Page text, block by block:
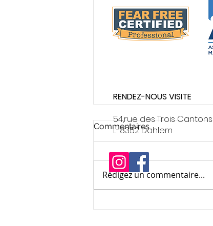
Cat-friendly
Commentaires
Rédigez un commentaire...
RENDEZ-NOUS VISITE
54,rue des Trois Cantons
L-8352 Dahlem